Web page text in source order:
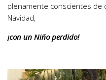
plenamente conscientes de
Navidad,
¡con un Niño perdido!